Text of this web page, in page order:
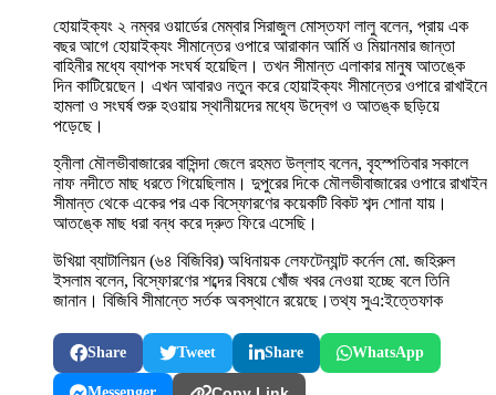
হোয়াইক্যং ২ নম্বর ওয়ার্ডের মেম্বার সিরাজুল মোস্তফা লালু বলেন, প্রায় এক
বছর আগে হোয়াইক্যং সীমান্তের ওপারে আরাকান আর্মি ও মিয়ানমার জান্তা
বাহিনীর মধ্যে ব্যাপক সংঘর্ষ হয়েছিল। তখন সীমান্ত এলাকার মানুষ আতঙ্কে
দিন কাটিয়েছেন। এখন আবারও নতুন করে হোয়াইক্যং সীমান্তের ওপারে রাখাইনে
হামলা ও সংঘর্ষ শুরু হওয়ায় স্থানীয়দের মধ্যে উদ্বেগ ও আতঙ্ক ছড়িয়ে
পড়েছে।
হ্নীলা মৌলভীবাজারের বাসিন্দা জেলে রহমত উল্লাহ বলেন, বৃহস্পতিবার সকালে
নাফ নদীতে মাছ ধরতে গিয়েছিলাম। দুপুরের দিকে মৌলভীবাজারের ওপারে রাখাইন
সীমান্ত থেকে একের পর এক বিস্ফোরণের কয়েকটি বিকট শব্দ শোনা যায়।
আতঙ্কে মাছ ধরা বন্ধ করে দ্রুত ফিরে এসেছি।
উখিয়া ব্যাটালিয়ন (৬৪ বিজিবির) অধিনায়ক লেফটেন্যান্ট কর্নেল মো. জহিরুল
ইসলাম বলেন, বিস্ফোরণের শব্দের বিষয়ে খোঁজ খবর নেওয়া হচ্ছে বলে তিনি
জানান। বিজিবি সীমান্তে সর্তক অবস্থানে রয়েছে।তথ্য সুএ:ইত্তেফাক
Share Tweet Share WhatsApp